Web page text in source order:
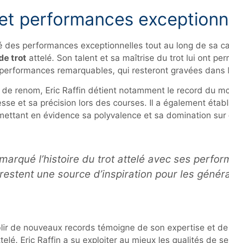
performances
des performances exceptionnelles tout au long de sa
trot attelé. Son talent et sa maîtrise du trot lui ont
remarquables, qui resteront gravées dans
renom, Eric Raffin détient notamment le record du
et sa précision lors des courses. Il a également
en évidence sa polyvalence et sa domination
l’histoire du trot attelé avec ses
une source d’inspiration pour les
de nouveaux records témoigne de son expertise et
Eric Raffin a su exploiter au mieux les qualités de